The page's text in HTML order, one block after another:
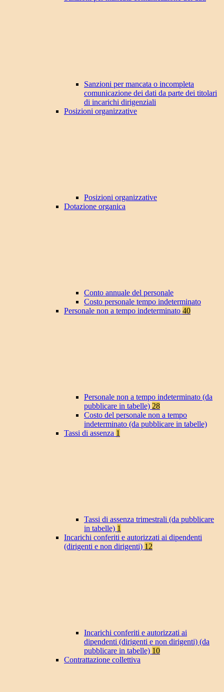
Sanzioni per mancata o incompleta
comunicazione dei dati da parte dei titolari
di incarichi dirigenziali
Posizioni organizzative
Posizioni organizzative
Dotazione organica
Conto annuale del personale
Costo personale tempo indeterminato
Personale non a tempo indeterminato 40
Personale non a tempo indeterminato (da
pubblicare in tabelle) 28
Costo del personale non a tempo
indeterminato (da pubblicare in tabelle)
Tassi di assenza 1
Tassi di assenza trimestrali (da pubblicare
in tabelle) 1
Incarichi conferiti e autorizzati ai dipendenti
(dirigenti e non dirigenti) 12
Incarichi conferiti e autorizzati ai
dipendenti (dirigenti e non dirigenti) (da
pubblicare in tabelle) 10
Contrattazione collettiva